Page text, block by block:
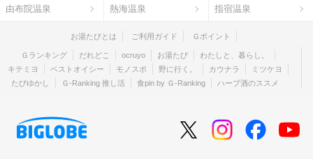
由布院温泉 熱海温泉 指宿温泉
お湯たびとは ご利用ガイド Ｇポイント
Ｇランキング だれどこ ocruyo お湯たび
わたしと、暮らし。
キテミヨ
ベストオイシー モノスポ 野に行く。 カウナラ
ミツケヨ
たびゆかし
Ｇ-Ranking 推し活 食pin by Ｇ-Ranking ハーブ酒のススメ